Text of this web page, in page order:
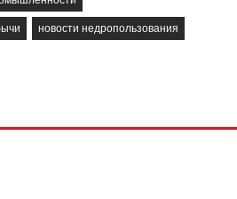
новости недропользования